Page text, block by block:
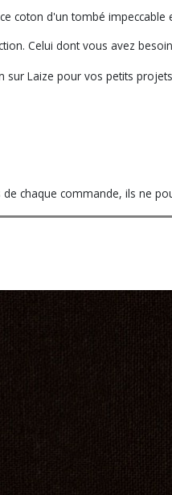
coton d'un tombé impeccable
Celui dont vous avez
sur Laize pour vos petits
chaque commande, ils ne